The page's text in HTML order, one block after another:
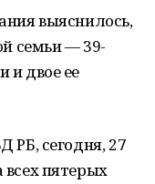
выяснилось,
семьи — 39-
и двое ее
РБ, сегодня, 27
пятерых